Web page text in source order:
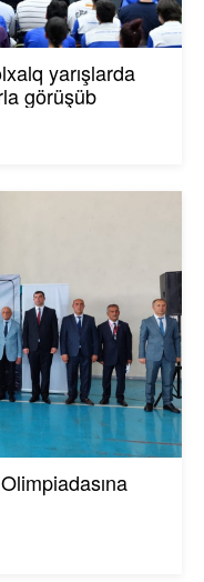
yarışlarda
görüşüb